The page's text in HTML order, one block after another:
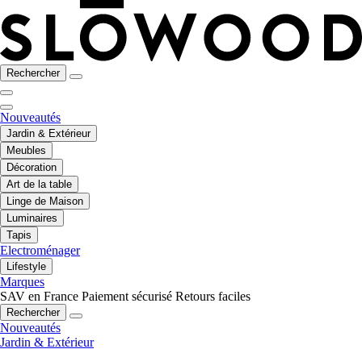
Rechercher
Nouveautés
Jardin & Extérieur
Meubles
Décoration
Art de la table
Linge de Maison
Luminaires
Tapis
Electroménager
Lifestyle
Marques
SAV en France Paiement sécurisé Retours faciles
Rechercher
Nouveautés
Jardin & Extérieur